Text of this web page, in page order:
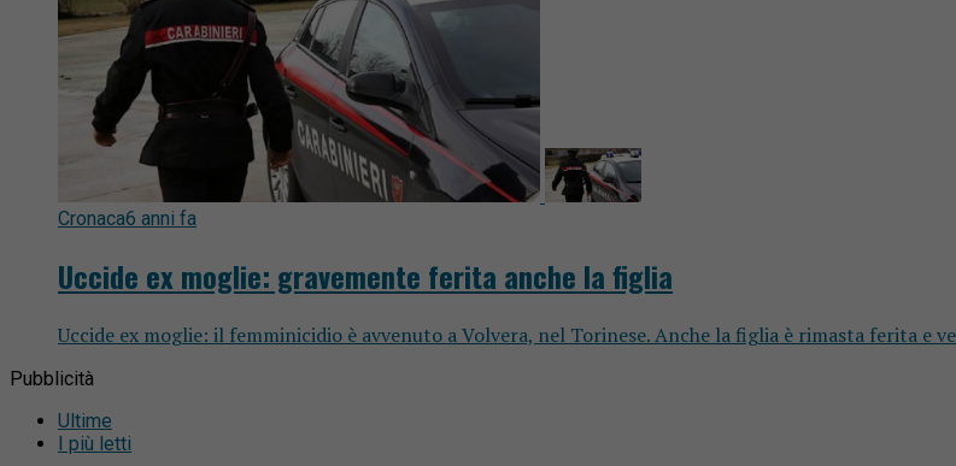
Cronaca6 anni fa
Uccide ex moglie: gravemente ferita anche la figlia
Uccide ex moglie: il femminicidio è avvenuto a Volvera, nel Torinese. Anche la figlia è rimasta ferita e
Pubblicità
Ultime
I più letti